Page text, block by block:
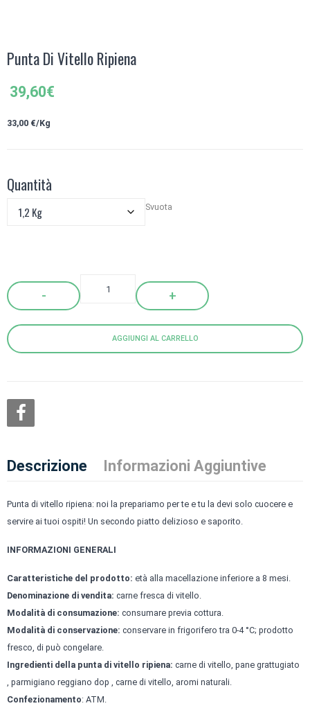
Punta Di Vitello Ripiena
39,60€
33,00 €/Kg
Quantità
Svuota
Quantity
AGGIUNGI AL CARRELLO
Descrizione Informazioni Aggiuntive
Punta di vitello ripiena: noi la prepariamo per te e tu la devi solo cuocere e
servire ai tuoi ospiti! Un secondo piatto delizioso e saporito.
INFORMAZIONI GENERALI
Caratteristiche del prodotto: età alla macellazione inferiore a 8 mesi.
Denominazione di vendita: carne fresca di vitello.
Modalità di consumazione: consumare previa cottura.
Modalità di conservazione: conservare in frigorifero tra 0-4 °C; prodotto
fresco, di può congelare.
Ingredienti della punta di vitello ripiena: carne di vitello, pane grattugiato
, parmigiano reggiano dop , carne di vitello, aromi naturali.
Confezionamento: ATM.